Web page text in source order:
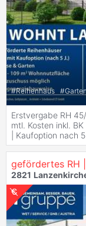
#Reihenhaus #
Erstvergabe RH
mtl. Kosten inkl.
| Kaufoption nach
gefördertes RH
2821